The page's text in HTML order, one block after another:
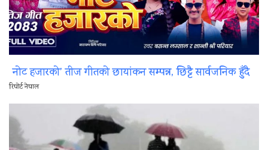
नोट हजारको’ तीज गीतको छायांकन सम्पन्न, छिट्टै सार्वजनिक हुँदै
रिपोर्ट नेपाल